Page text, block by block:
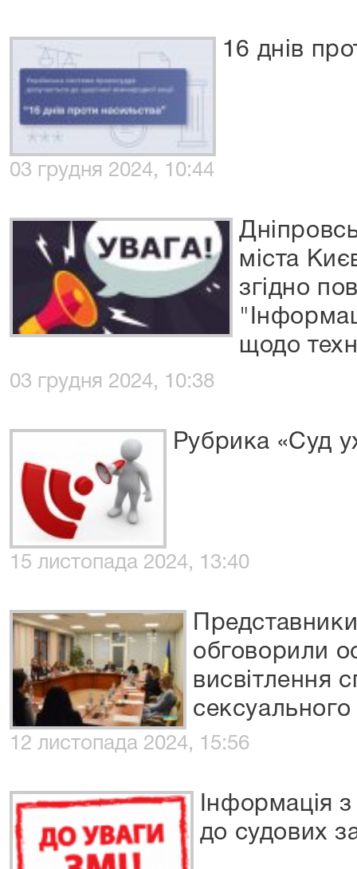
16 днів
03 грудня 2024, 10:44
міста
згідно
щодо
03 грудня 2024, 10:38
Рубрика «Суд
15 листопада 2024, 13:40
обговорили
висвітлення
12 листопада 2024, 15:56
Інформація
до судових